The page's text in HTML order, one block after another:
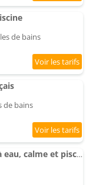
de bains
de bains
Maison sur ancien moulin à eau, calme et piscine